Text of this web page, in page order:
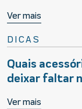
Ver mais
DICAS
Quais
deixar faltar
Ver mais